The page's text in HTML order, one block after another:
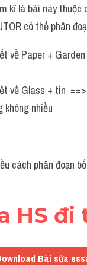
kĩ là bài này
có thể phân
về Paper +
về Glass + tin
không nhiều
cách phân đoạn
HS đi
Bài sửa